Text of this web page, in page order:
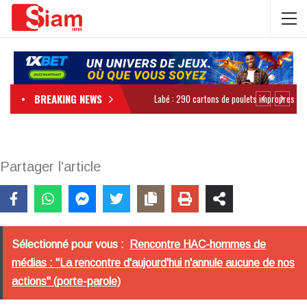
BREAKING NEWS
Partager l'article
Sélectionné pour vous :
Rencontre HAC-hommes de
médias : "La rencontre d'aujourd'hui n'annule aucune de nos
actions" (porte-parole)